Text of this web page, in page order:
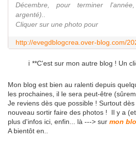
Décembre, pour terminer
argenté)..
Cliquer sur une photo pour
http://evegdblogcrea.over-blog.com/
ℹ️ **C'est sur mon autre blog ! Un
Mon blog est bien au ralenti depuis
les prochaines, il le sera peut-être
Je reviens dès que possible ! Surtout
nouveau sortir faire des photos ! Il y a
plus d'infos ici, enfin... là ---> sur mon
A bientôt en..